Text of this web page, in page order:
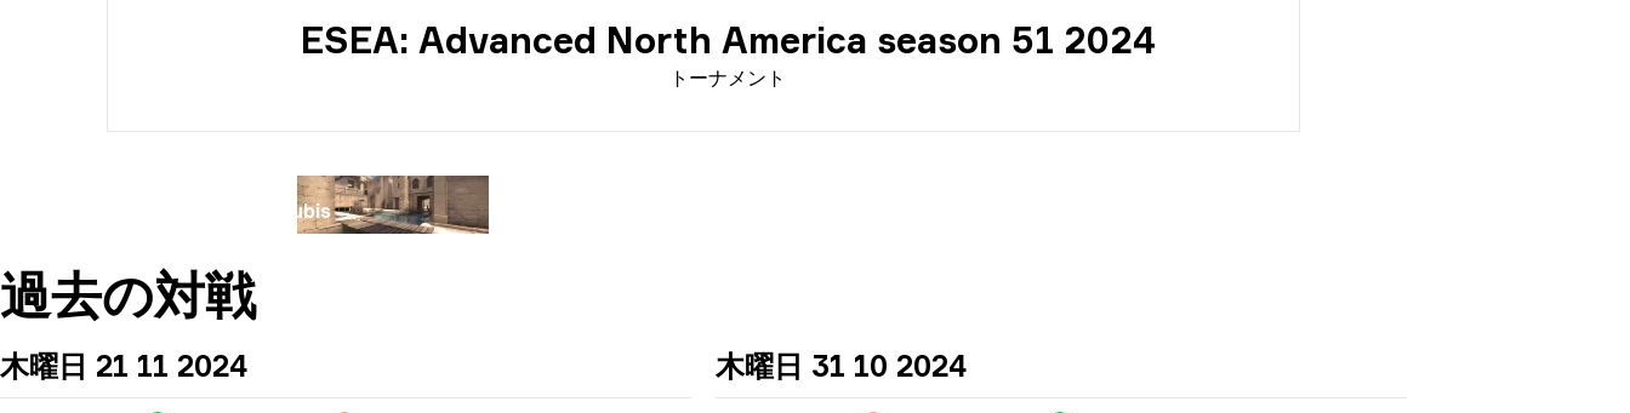
トーナメント
ESEA: Advanced North America season 51 2024
Anubis
過去の対戦
木曜日 21 11 2024 木曜日 31 10 2024